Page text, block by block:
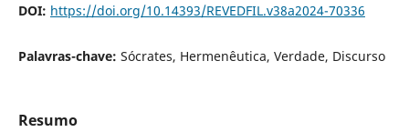
DOI: https://doi.org/10.14393/REVEDFIL.v38a2024-70336
Palavras-chave: Sócrates, Hermenêutica, Verdade, Discurso
Resumo